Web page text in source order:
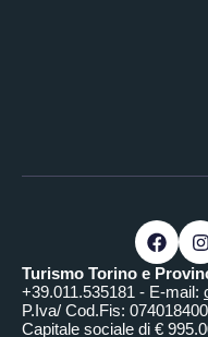
Turismo Torino e
+39.011.535181 - E-mail:
P.Iva/ Cod.Fis:
Capitale sociale di €